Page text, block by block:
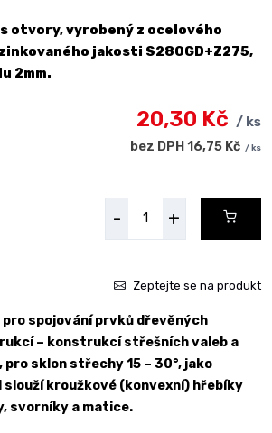
otvory, vyrobený z ocelového
jakosti S280GD+Z275,
2mm.
20,30 Kč / ks
bez DPH 16,75 Kč / ks
- +
Zeptejte se na produkt
pro spojování prvků dřevěných
– konstrukcí střešních valeb a
sklon střechy 15 – 30°, jako
kroužkové (konvexní) hřebíky
svorníky a matice.